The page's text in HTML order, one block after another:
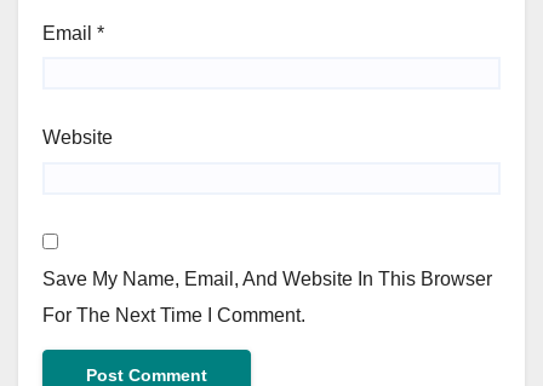
Email *
Website
Save My Name, Email, And Website In This Browser
For The Next Time I Comment.